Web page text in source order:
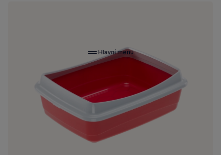
Hlavní menu